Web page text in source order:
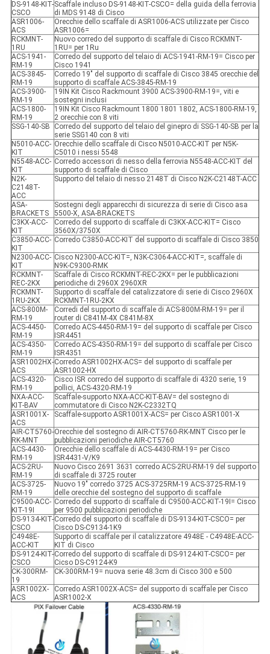
DS-9148-KIT-
CSCO
Scaffale incluso DS-9148-KIT-CSCO= della guida della ferrovia
di MDS 9148 di Cisco
ASR1006-
ACS
Orecchie dello scaffale di ASR1006-ACS utilizzate per Cisco
ASR1006=
RCKMNT-
1RU
Nuovo corredo del supporto di scaffale di Cisco RCKMNT-
1RU= per 1Ru
ACS-1941-
RM-19
Corredo del supporto del telaio di ACS-1941-RM-19= Cisco per
Cisco 1941
ACS-3845-
RM-19
Corredo 19" del supporto di scaffale di Cisco 3845 orecchie del
supporto di scaffale ACS-3845-RM-19
ACS-3900-
RM-19
19IN Kit Cisco Rackmount 3900 ACS-3900-RM-19=, viti e
sostegni inclusi
ACS-1800-
RM-19
19IN Kit Cisco Rackmount 1800 1801 1802, ACS-1800-RM-19,
2 orecchie con 8 viti
SSG-140-SB
Corredo del supporto del telaio del ginepro di SSG-140-SB per la
serie SSG140 con 8 viti
N5010-ACC-
KIT
Orecchie dello scaffale di Cisco N5010-ACC-KIT per N5K-
C5010 i nessi 5548
N5548-ACC-
KIT
Corredo accessori di nesso della ferrovia N5548-ACC-KIT del
supporto di scaffale di Cisco
N2K-
C2148T-
ACC
Supporto del telaio di nesso 2148T di Cisco N2K-C2148T-ACC
ASA-
BRACKETS
Sostegni degli apparecchi di sicurezza di serie di Cisco asa
5500-X, ASA-BRACKETS
C3KX-ACC-
KIT
Corredo del supporto di scaffale di C3KX-ACC-KIT= Cisco
3560X/3750X
C3850-ACC-
KIT
Corredo C3850-ACC-KIT del supporto di scaffale di Cisco 3850
N2300-ACC-
KIT
Cisco N2300-ACC-KIT=, N3K-C3064-ACC-KIT=, scaffale di
N9K-C9300-RMK
RCKMNT-
REC-2KX
Scaffale di Cisco RCKMNT-REC-2KX= per le pubblicazioni
periodiche di 2960X 2960XR
RCKMNT-
1RU-2KX
Supporto di scaffale del catalizzatore di serie di Cisco 2960X
RCKMNT-1RU-2KX
ACS-800M-
RM-19
Corredi del supporto di scaffale di ACS-800M-RM-19= per il
router di C841M-4X C841M-8X
ACS-4450-
RM-19
Corredo ACS-4450-RM-19= del supporto di scaffale per Cisco
ISR4451
ACS-4350-
RM-19
Corredo ACS-4350-RM-19= del supporto di scaffale per Cisco
ISR4351
ASR1002HX-
ACS
Corredo ASR1002HX-ACS= del supporto di scaffale per
ASR1002-HX
ACS-4320-
RM-19
Cisco ISR corredo del supporto di scaffale di 4320 serie, 19
pollici, ACS-4320-RM-19
NXA-ACC-
KIT-BAV
Scaffale-supporto NXA-ACC-KIT-BAV= del sostegno di
commutatore di Cisco N2K-C2332TQ
ASR1001X-
ACS
Scaffale-supporto ASR1001X-ACS= per Cisco ASR1001-X
AIR-CT5760-
RK-MNT
Orecchie del sostegno di AIR-CT5760-RK-MNT Cisco per le
pubblicazioni periodiche AIR-CT5760
ACS-4430-
RM-19
Orecchie dello scaffale di ACS-4430-RM-19= per Cisco
ISR4431-V/K9
ACS-2RU-
RM-19
Nuovo Cisco 2691 3631 corredo ACS-2RU-RM-19 del supporto
di scaffale di 3725 router
ACS-3725-
RM-19
Nuovo 19" corredo 3725 ACS-3725RM-19 ACS-3725-RM-19
delle orecchie del sostegno del supporto di scaffale
C9500-ACC-
KIT-19I
Corredo del supporto di scaffale di C9500-ACC-KIT-19I= Cisco
per 9500 pubblicazioni periodiche
DS-9134-KIT-
CSCO
Corredo del supporto di scaffale di DS-9134-KIT-CSCO= per
Cisco DS-C9134-1K9
C4948E-
ACC-KIT
Supporto di scaffale per il catalizzatore 4948E - C4948E-ACC-
KIT di Cisco
DS-9124-KIT-
CSCO
Corredo del supporto di scaffale di DS-9124-KIT-CSCO= per
Cicso DS-C9124-K9
CK-300RM-
19
CK-300RM-19= nuova serie 48.3cm di Cisco 300 e 500
ASR1002X-
ACS
Corredo ASR1002X-ACS= del supporto di scaffale per Cisco
ASR1002-X